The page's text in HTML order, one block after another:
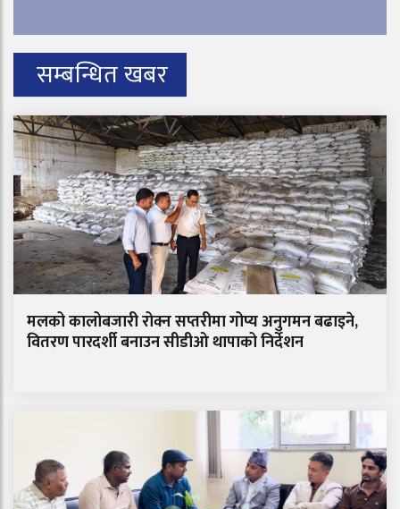
सम्बन्धित खबर
मलको कालोबजारी रोक्न सप्तरीमा गोप्य अनुगमन बढाइने,
वितरण पारदर्शी बनाउन सीडीओ थापाको निर्देशन